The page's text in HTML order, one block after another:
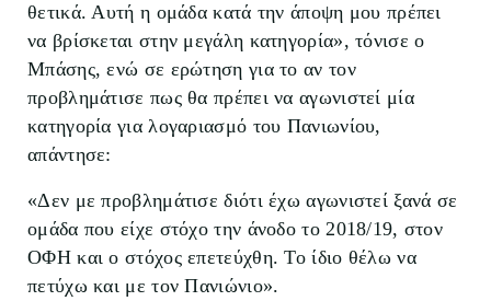
θετικά. Αυτή η ομάδα κατά την άποψη μου πρέπει
να βρίσκεται στην μεγάλη κατηγορία», τόνισε ο
Μπάσης, ενώ σε ερώτηση για το αν τον
προβλημάτισε πως θα πρέπει να αγωνιστεί μία
κατηγορία για λογαριασμό του Πανιωνίου,
απάντησε:
«Δεν με προβλημάτισε διότι έχω αγωνιστεί ξανά σε
ομάδα που είχε στόχο την άνοδο το 2018/19, στον
ΟΦΗ και ο στόχος επετεύχθη. Το ίδιο θέλω να
πετύχω και με τον Πανιώνιο».